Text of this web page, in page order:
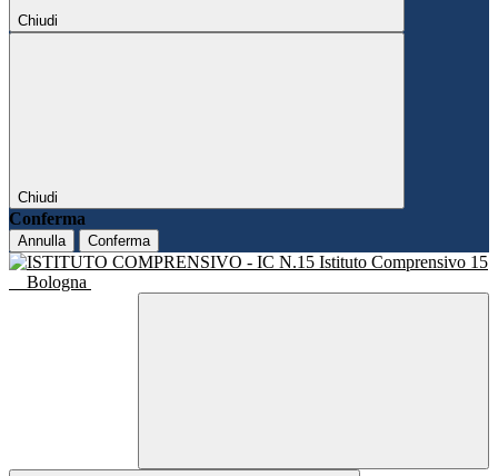
Chiudi
Chiudi
Conferma
Annulla Conferma
Istituto Comprensivo 15
Bologna